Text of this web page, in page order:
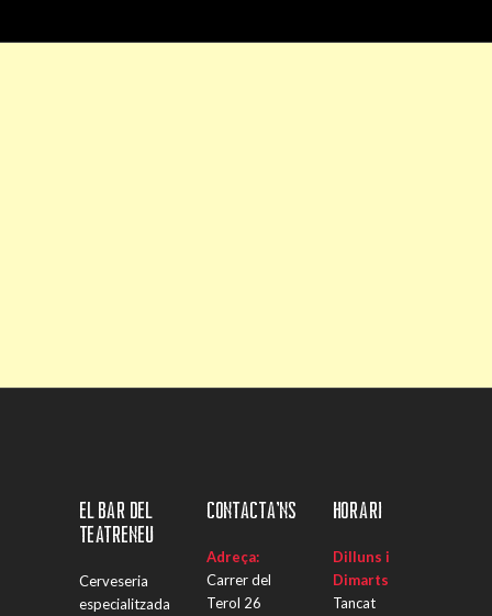
El Bar del
Teatreneu
Cerveseria
especialitzada
Contacta’ns
Adreça:
Carrer del
Terol 26
Horari
Dilluns i
Dimarts
Tancat